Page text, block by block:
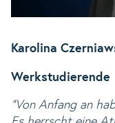
Karolina
Werkstudierende
"Von Anfang an